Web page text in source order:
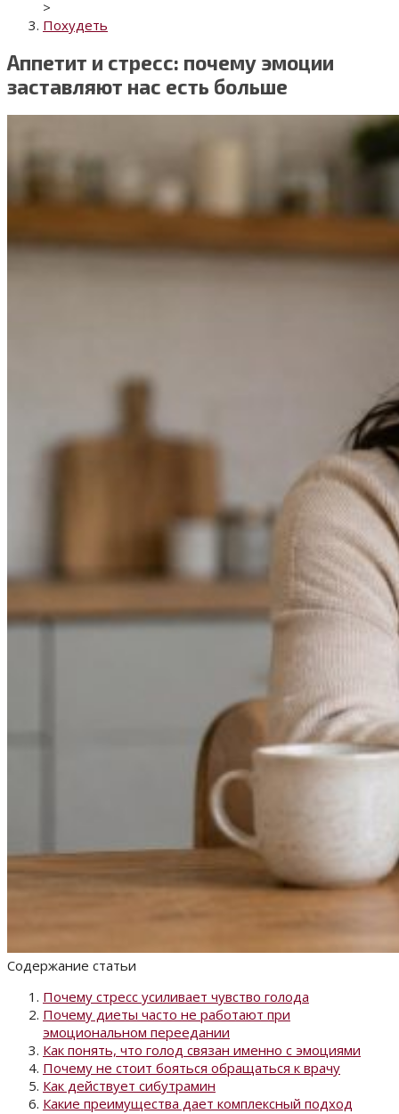
>
Похудеть
Аппетит и стресс: почему эмоции
заставляют нас есть больше
Содержание статьи
Почему стресс усиливает чувство голода
Почему диеты часто не работают при
эмоциональном переедании
Как понять, что голод связан именно с эмоциями
Почему не стоит бояться обращаться к врачу
Как действует сибутрамин
Какие преимущества дает комплексный подход